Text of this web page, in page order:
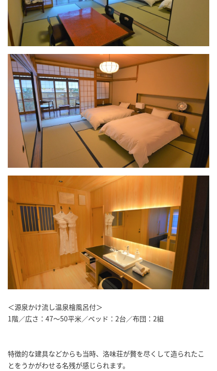
＜源泉かけ流し温泉檜風呂付＞
1階／広さ：47〜50平米／ベッド：2台／布団：2組
特徴的な建具などからも当時、洛味荘が贅を尽くして造られたこ
とをうかがわせる名残が感じられます。